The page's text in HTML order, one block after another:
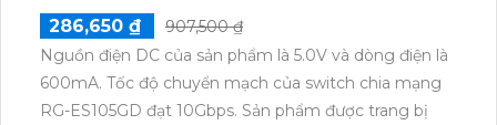
286,650 ₫
907,500 ₫
Nguồn điện DC của sản phẩm là 5.0V và dòng điện là
600mA. Tốc độ chuyển mạch của switch chia mạng
RG-ES105GD đạt 10Gbps. Sản phẩm được trang bị